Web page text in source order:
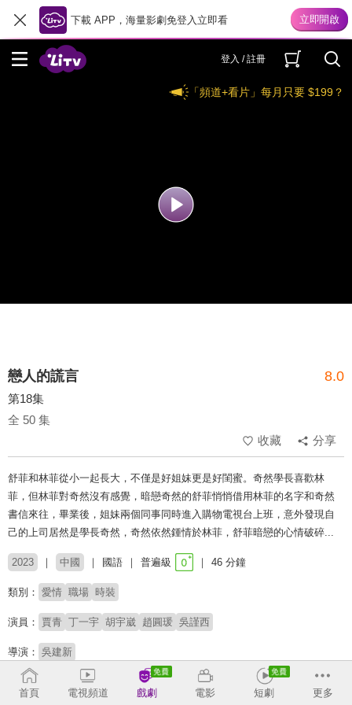
下載 APP，海量影劇免登入立即看
登入 / 註冊
「頻道+看片」每月只要 $199？
戀人的謊言 8.0
第18集
全 50 集
收藏
分享
舒菲和林菲從小一起長大，不僅是好姐妹更是好閨蜜。奇然學長喜歡林
菲，但林菲對奇然沒有感覺，暗戀奇然的舒菲悄悄借用林菲的名字和奇然
書信來往，畢業後，姐妹兩個同事同時進入購物電視台上班，意外發現自
己的上司居然是學長奇然，奇然依然鍾情於林菲，舒菲暗戀的心情破碎...
2023 中國 國語 普遍級 46 分鐘
類別： 愛情 職場 時裝
演員： 賈青 丁一宇 胡宇崴 趙圓瑗 吳謹西
導演： 吳建新
首頁 電視頻道 戲劇 電影 短劇 更多